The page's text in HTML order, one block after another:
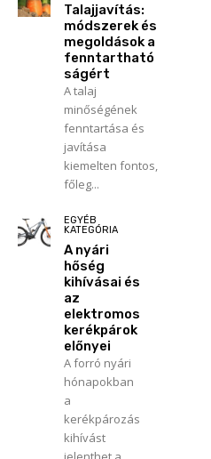
Talajjavítás:
módszerek és
megoldások a
fenntartható
ságért
A talaj
minőségének
fenntartása és
javítása
kiemelten fontos,
főleg...
EGYÉB
KATEGÓRIA
A nyári
hőség
kihívásai és
az
elektromos
kerékpárok
előnyei
A forró nyári
hónapokban
a
kerékpározás
kihívást